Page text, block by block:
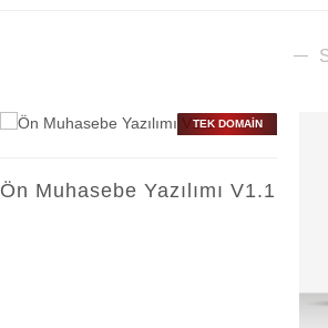
6000 + KDV
TEK DOMAİN
Ön Muhasebe Yazılımı V1.1